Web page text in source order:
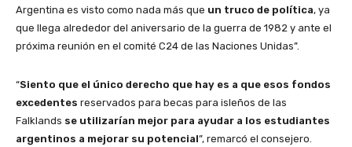
Argentina es visto como nada más que un truco de política, ya
que llega alrededor del aniversario de la guerra de 1982 y ante el
próxima reunión en el comité C24 de las Naciones Unidas”.
“Siento que el único derecho que hay es a que esos fondos
excedentes reservados para becas para isleños de las
Falklands se utilizarían mejor para ayudar a los estudiantes
argentinos a mejorar su potencial”, remarcó el consejero.